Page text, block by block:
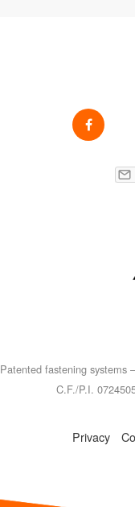
fastening systems
C.F./P.I.
Privacy